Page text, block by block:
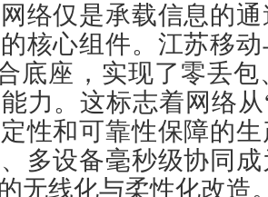
仅是承载信息的通
核心组件。江苏移
底座，实现了零丢
力。这标志着网络
性和可靠性保障的
多设备毫秒级协同
无线化与柔性化改造